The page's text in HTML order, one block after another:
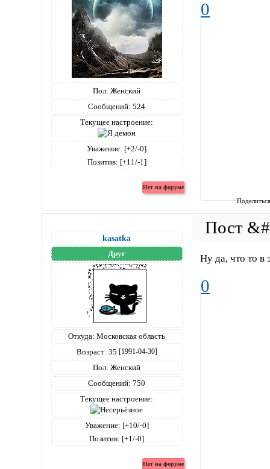
Пол: Женский
Сообщений: 524
Текущее настроение:
Уважение: [+2/-0]
Позитив: [+11/-1]
0
kasatka
Друг
Откуда: Московская область
Возраст: 35 [1991-04-30]
Пол: Женский
Сообщений: 750
Текущее настроение:
Уважение: [+10/-0]
Позитив: [+1/-0]
Ну да, что то в
0